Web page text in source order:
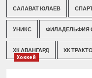
САЛАВАТ ЮЛАЕВ
УНИКС ФИЛАДЕЛЬФИЯ
ХК АВАНГАРД ХК
Хоккей